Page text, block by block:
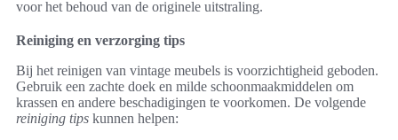
voor het behoud van de originele uitstraling.
Reiniging en verzorging tips
Bij het reinigen van vintage meubels is voorzichtigheid geboden.
Gebruik een zachte doek en milde schoonmaakmiddelen om
krassen en andere beschadigingen te voorkomen. De volgende
reiniging tips kunnen helpen: